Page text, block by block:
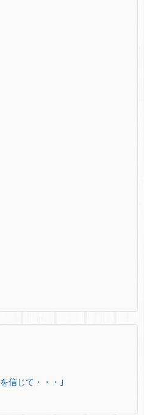
信じて・・・｣